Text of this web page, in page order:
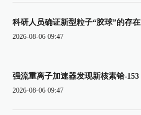
科研人员确证新型粒子“胶球”的存在
2026-08-06 09:47
强流重离子加速器发现新核素铪-153
2026-08-06 09:47